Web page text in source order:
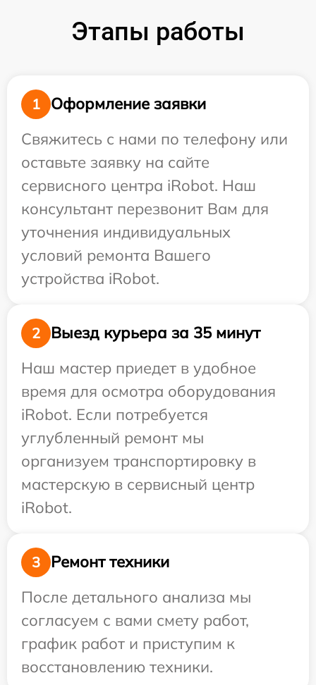
Этапы работы
1
Оформление заявки
Свяжитесь с нами по телефону или
оставьте заявку на сайте
сервисного центра iRobot. Наш
консультант перезвонит Вам для
уточнения индивидуальных
условий ремонта Вашего
устройства iRobot.
2
Выезд курьера за 35 минут
Наш мастер приедет в удобное
время для осмотра оборудования
iRobot. Если потребуется
углубленный ремонт мы
организуем транспортировку в
мастерскую в сервисный центр
iRobot.
3
Ремонт техники
После детального анализа мы
согласуем с вами смету работ,
график работ и приступим к
восстановлению техники.